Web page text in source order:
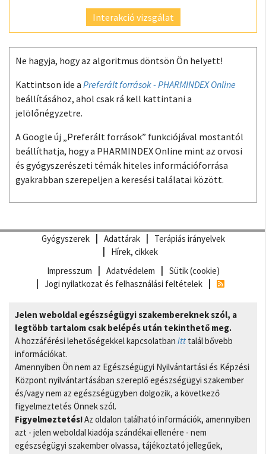
Interakció vizsgálat
Ne hagyja, hogy az algoritmus döntsön Ön helyett!
Kattintson ide a Preferált források - PHARMINDEX Online
beállításához, ahol csak rá kell kattintani a
jelölőnégyzetre.
A Google új „Preferált források” funkciójával mostantól
beállíthatja, hogy a PHARMINDEX Online mint az orvosi
és gyógyszerészeti témák hiteles információforrása
gyakrabban szerepeljen a keresési találatai között.
Gyógyszerek Adattárak
Terápiás irányelvek
Hírek, cikkek
Impresszum
Adatvédelem
Sütik (cookie)
Jogi nyilatkozat és felhasználási feltételek
Jelen weboldal egészségügyi szakembereknek szól, a
legtöbb tartalom csak belépés után tekinthető meg.
A hozzáférési lehetőségekkel kapcsolatban itt talál bővebb
információkat.
Amennyiben Ön nem az Egészségügyi Nyilvántartási és Képzési
Központ nyilvántartásában szereplő egészségügyi szakember
és/vagy nem az egészségügyben dolgozik, a következő
figyelmeztetés Önnek szól.
Figyelmeztetés!Az oldalon található információk, amennyiben
azt - jelen weboldal kiadója szándékai ellenére - nem
egészségügyi szakember olvassa, tájékoztató jellegűek,